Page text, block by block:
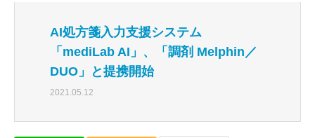
AI処方箋入力支援システム
「mediLab AI」、「調剤 Melphin／
DUO」と提携開始
2021.05.12